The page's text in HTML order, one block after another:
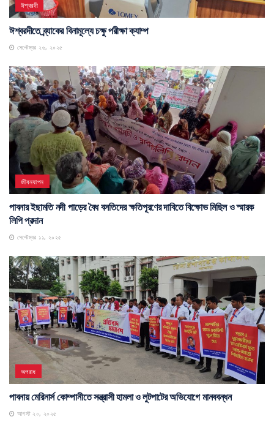
ঈশ্বরদী
ঈশ্বরদীতে ব্র্যাকের বিনামূল্যে চক্ষু পরীক্ষা ক্যাম্প
সেপ্টেম্বর ২৬, ২০২৫
জীবনযাপন
পাবনার ইছামতি নদী পাড়ের বৈধ বসতিদের ক্ষতিপূরণের দাবিতে বিক্ষোভ মিছিল ও স্মারক
লিপি প্রদান
সেপ্টেম্বর ১১, ২০২৫
অপরাধ
পাবনায় মেরিনার্স কোম্পানীতে সন্ত্রাসী হামলা ও লুটপাটের অভিযোগে মানববন্ধন
আগস্ট ২০, ২০২৫